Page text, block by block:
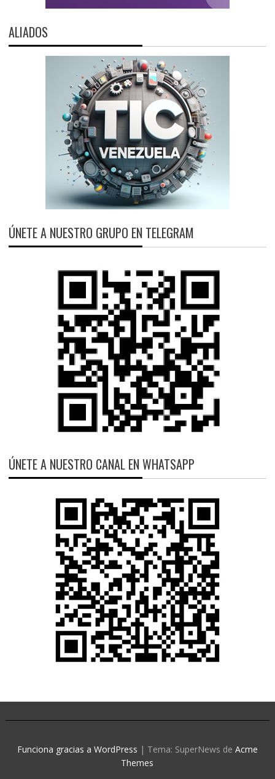
ALIADOS
ÚNETE A NUESTRO GRUPO EN TELEGRAM
ÚNETE A NUESTRO CANAL EN WHATSAPP
Funciona gracias a WordPress | Tema: SuperNews de Acme
Themes